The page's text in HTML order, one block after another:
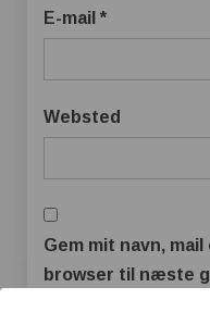
E-mail *
Websted
Gem mit navn,
browser til næste